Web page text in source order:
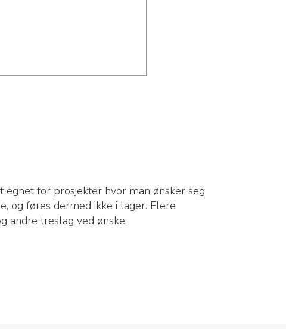
egnet for prosjekter hvor man ønsker seg
og føres dermed ikke i lager. Flere
andre treslag ved ønske.